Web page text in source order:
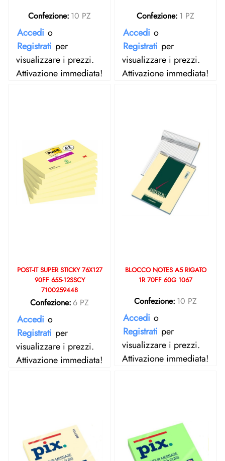
Confezione: 10 PZ
Accedi o
Registrati per
visualizzare i prezzi.
Attivazione immediata!
Confezione: 1 PZ
Accedi o
Registrati per
visualizzare i prezzi.
Attivazione immediata!
POST-IT SUPER STICKY 76X127
90FF 655-12SSCY
7100259448
Confezione: 6 PZ
Accedi o
Registrati per
visualizzare i prezzi.
Attivazione immediata!
BLOCCO NOTES A5 RIGATO
1R 70FF 60G 1067
Confezione: 10 PZ
Accedi o
Registrati per
visualizzare i prezzi.
Attivazione immediata!